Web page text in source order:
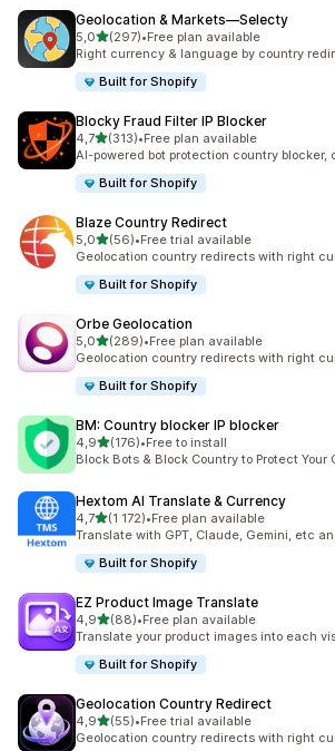
Geolocation & Markets—Selecty
5,0na 5 gwiazdek
(297)
Łączna liczba recenzji: 297
•Free plan available
Right currency & language by country
Built for Shopify
Blocky Fraud Filter IP Blocker
4,7na 5 gwiazdek
(313)
Łączna liczba recenzji: 313
•Free plan available
AI-powered bot protection country blocker,
Built for Shopify
Blaze Country Redirect
5,0na 5 gwiazdek
(56)
Łączna liczba recenzji: 56
•Free trial available
Geolocation country redirects with right
Built for Shopify
Orbe Geolocation
5,0na 5 gwiazdek
(289)
Łączna liczba recenzji: 289
•Free plan available
Geolocation country redirects with right
Built for Shopify
BM: Country blocker IP blocker
4,9na 5 gwiazdek
(176)
Łączna liczba recenzji: 176
•Free to install
Block Bots & Block Country to Protect Your
Hextom AI Translate & Currency
4,7na 5 gwiazdek
(1 172)
Łączna liczba recenzji: 1172
•Free plan available
Translate with GPT, Claude, Gemini, etc
Built for Shopify
EZ Product Image Translate
4,9na 5 gwiazdek
(88)
Łączna liczba recenzji: 88
•Free plan available
Translate your product images into each
Built for Shopify
Geolocation Country Redirect
4,9na 5 gwiazdek
(55)
Łączna liczba recenzji: 55
•Free trial available
Geolocation country redirects with right